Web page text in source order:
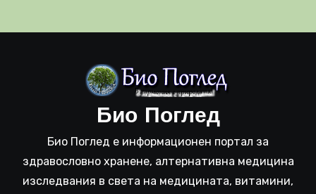
Био Поглед
Био Поглед е информационен портал за
здравословно хранене, алтернативна медицина
изследвания в света на медицината, витамини,